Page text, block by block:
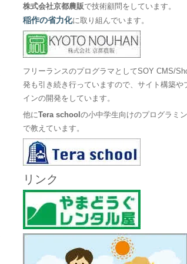
株式会社京都農販で技術顧問をしています。
稲作の省力化に取り組んでいます。
フリーランスのプログラマとしてSOY CMS/
発も引き続き行っていますので、サイト構築や
インの開発をしています。
他にTera schoolの小中学生向けのプログラミ
で教えています。
リンク